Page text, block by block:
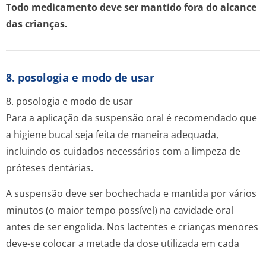
Todo medicamento deve ser mantido fora do alcance
das crianças.
8. posologia e modo de usar
8. posologia e modo de usar
Para a aplicação da suspensão oral é recomendado que
a higiene bucal seja feita de maneira adequada,
incluindo os cuidados necessários com a limpeza de
próteses dentárias.
A suspensão deve ser bochechada e mantida por vários
minutos (o maior tempo possível) na cavidade oral
antes de ser engolida. Nos lactentes e crianças menores
deve-se colocar a metade da dose utilizada em cada